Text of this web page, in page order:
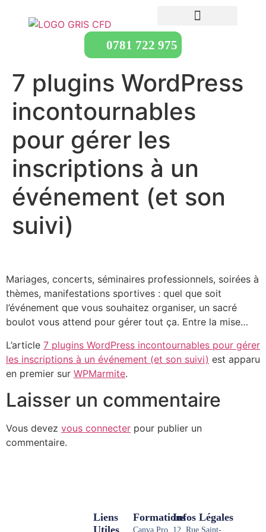
0781 722 975
7 plugins WordPress
incontournables
pour gérer les
inscriptions à un
événement (et son
suivi)
Mariages, concerts, séminaires professionnels, soirées à
thèmes, manifestations sportives : quel que soit
l’événement que vous souhaitez organiser, un sacré
boulot vous attend pour gérer tout ça. Entre la mise…
L’article 7 plugins WordPress incontournables pour gérer
les inscriptions à un événement (et son suivi) est apparu
en premier sur WPMarmite.
Laisser un commentaire
Vous devez vous connecter pour publier un
commentaire.
Formations
Canva Pro
Liens
Infos Légales
12, Rue Saint-